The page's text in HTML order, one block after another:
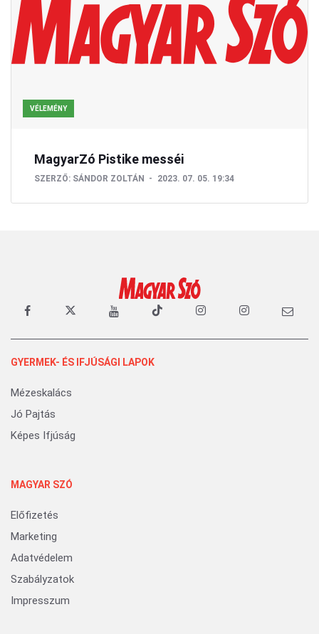
VÉLEMÉNY
MagyarZó Pistike messéi
SZERZŐ: SÁNDOR ZOLTÁN 2023. 07. 05. 19:34
GYERMEK- ÉS IFJÚSÁGI LAPOK
Mézeskalács
Jó Pajtás
Képes Ifjúság
MAGYAR SZÓ
Előfizetés
Marketing
Adatvédelem
Szabályzatok
Impresszum